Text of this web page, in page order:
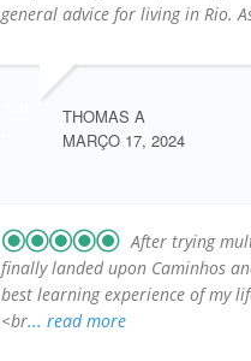
general advice for living in Rio.
THOMAS A
MARÇO 17, 2024
After trying
finally landed upon Caminhos
best learning experience of my
<br... read more